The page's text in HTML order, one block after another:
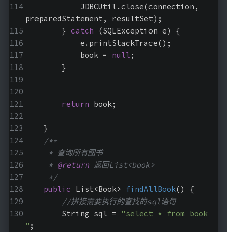
preparedStatement, resultSet);
        }
catch (SQLException e) {
            e.printStackTrace();
            book =
null ;
        }
return book;
    }
/**
     * 查询所有图书
     *
@return 返回List<book>
     */
public List<Book> findAllBook()
{
//拼接需要执行的查找的sql语句
        String sql =
"select * from book
" ;